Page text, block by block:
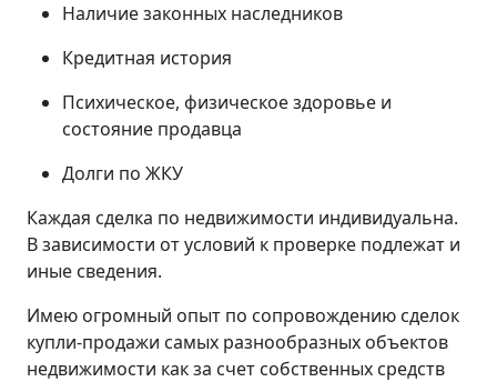
Наличие законных наследников
Кредитная история
Психическое, физическое здоровье и
состояние продавца
Долги по ЖКУ
Каждая сделка по недвижимости индивидуальна.
В зависимости от условий к проверке подлежат и
иные сведения.
Имею огромный опыт по сопровождению сделок
купли-продажи самых разнообразных объектов
недвижимости как за счет собственных средств